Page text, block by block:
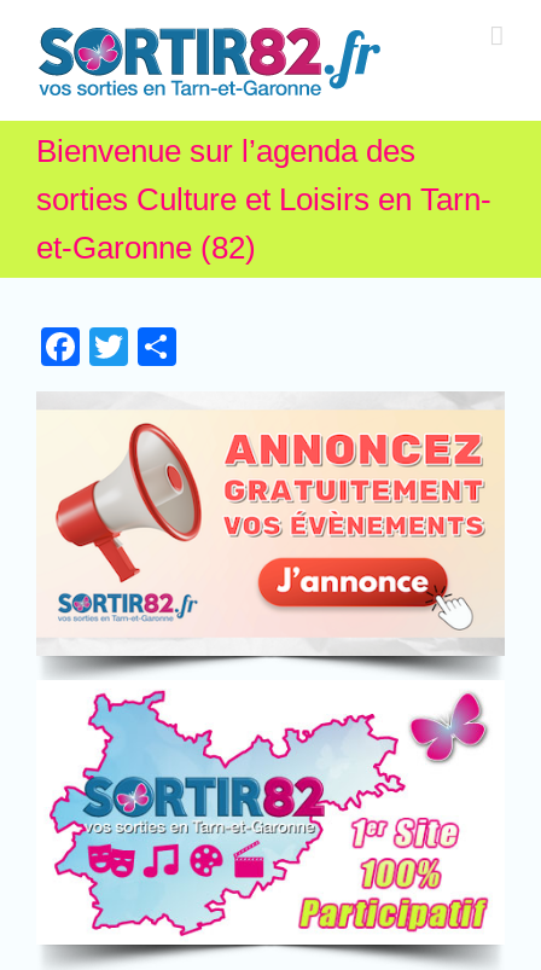
Bienvenue sur l’agenda des
sorties Culture et Loisirs en Tarn-
et-Garonne (82)
Facebook
Twitter